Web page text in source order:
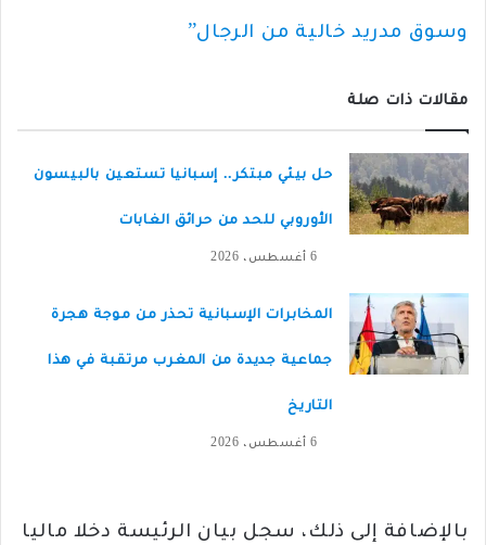
وسوق مدريد خالية من الرجال”
مقالات ذات صلة
حل بيئي مبتكر.. إسبانيا تستعين بالبيسون
الأوروبي للحد من حرائق الغابات
6 أغسطس، 2026
المخابرات الإسبانية تحذر من موجة هجرة
جماعية جديدة من المغرب مرتقبة في هذا
التاريخ
6 أغسطس، 2026
بالإضافة إلى ذلك، سجل بيان الرئيسة دخلا ماليا